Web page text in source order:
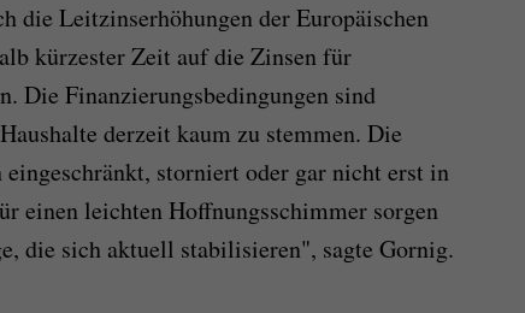
die Leitzinserhöhungen der Europäischen
kürzester Zeit auf die Zinsen für
Die Finanzierungsbedingungen sind
derzeit kaum zu stemmen. Die
storniert oder gar nicht erst in
einen leichten Hoffnungsschimmer sorgen
die sich aktuell stabilisieren", sagte Gornig.